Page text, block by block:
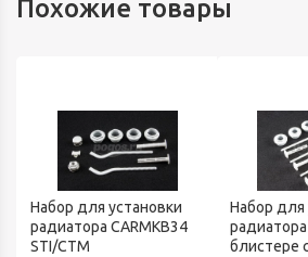
Похожие товары
Набор для установки
радиатора CARMKB34
STI/СТМ
Набор для
блистере